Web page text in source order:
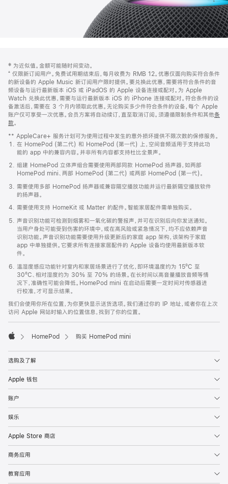
页
页
脚
注
‡ 为近似值。金额可能随时间变动。
⁺ 仅限新订阅用户。免费试用期结束后，每月收费为 RMB 12。优惠仅面向购买符合条件
的新设备的 Apple Music 新订阅用户限时提供。要兑换此优惠，需要将符合条件的音
频设备与运行最新版本 iOS 或 iPadOS 的 Apple 设备连接或配对。为 Apple
Watch 兑换此优惠，需要与运行最新版本 iOS 的 iPhone 连接或配对。符合条件的设
备激活后，需要在 3 个月内领取此优惠。无论购买多少件符合条件的设备，每个 Apple
账户仅可享受一次优惠。会员方案将自动续订，直至取消订阅。须遵循限制条件和其他条
款。
窗
口
中
打
开)
** AppleCare+ 服务计划可为使用过程中发生的意外损坏提供不限次数的保修服务。
在 HomePod (第二代) 和 HomePod (第一代) 上，空间音频适用于支持此功
能的 app 中的兼容内容。并非所有内容都支持杜比全景声。
组建 HomePod 立体声组合需要使用两部同款 HomePod 扬声器，如两部
HomePod mini、两部 HomePod (第二代) 或两部 HomePod (第一代)。
需要使用多部 HomePod 扬声器或兼容隔空播放功能并运行最新隔空播放软件
的扬声器。
需要使用支持 HomeKit 或 Matter 的配件。智能家居配件需单独购买。
声音识别功能可检测到烟雾和一氧化碳的警报声，并可在识别后向你发送通知。
当用户身处可能受到伤害的环境中，或在高风险或紧急情况下，均不应依赖声音
识别功能。声音识别功能需要使用升级更新后的家庭 app 架构，该架构于家庭
app 中单独提供。它要求所有连接家居配件的 Apple 设备均使用最新版本软
件。
温湿度感应功能针对室内和家居场景进行了优化，即环境温度约为 15ºC 至
30ºC、相对湿度约为 30% 至 70% 的场景。在长时间以高音量播放音频等情
况下，准确性可能会降低。HomePod mini 在启动后需要一定时间对传感器进
行校准，才可显示结果。
我们会使用你所在位置，为你更快显示送货选项。我们通过你的 IP 地址，或者你在上次
访问 Apple 网站时输入的位置信息，找到了你的位置。
HomePod 购买 HomePod mini
选购及了解
Apple 钱包
账户
娱乐
Apple Store 商店
商务应用
教育应用